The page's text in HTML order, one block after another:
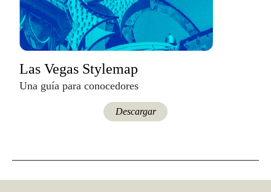
Las Vegas Stylemap
Una guía para conocedores
Descargar